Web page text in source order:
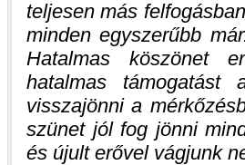
teljesen más
minden egyszerűbb
Hatalmas köszönet
hatalmas támogatást
visszajönni a
szünet jól fog jönni
és újult erővel vágjunk